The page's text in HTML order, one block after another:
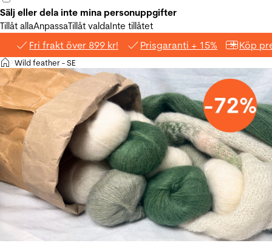
Sälj eller dela inte mina personuppgifter
Tillåt allaAnpassaTillåt valdaInte tillåtet
Fri frakt över 899 kr! Prisgaranti + 15% Köp
Hem
>Wild feather - SE